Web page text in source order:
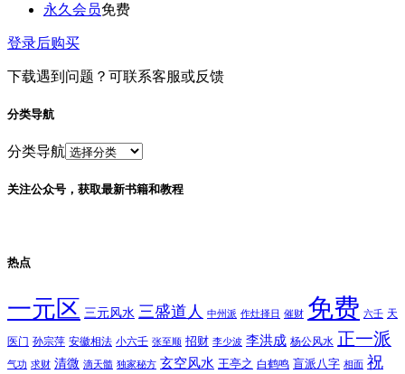
永久会员免费
登录后购买
下载遇到问题？可联系客服或反馈
分类导航
分类导航
关注公众号，获取最新书籍和教程
热点
一元区 三元风水 三盛道人 中州派 作灶择日 催财 免费 六壬 天
医门 孙宗萍 安徽相法 小六壬 张至顺 招财 李少波 李洪成 杨公风水 正一派
气功 求财 清微 滴天髓 独家秘方 玄空风水 王亭之 白鹤鸣 盲派八字 相面 祝